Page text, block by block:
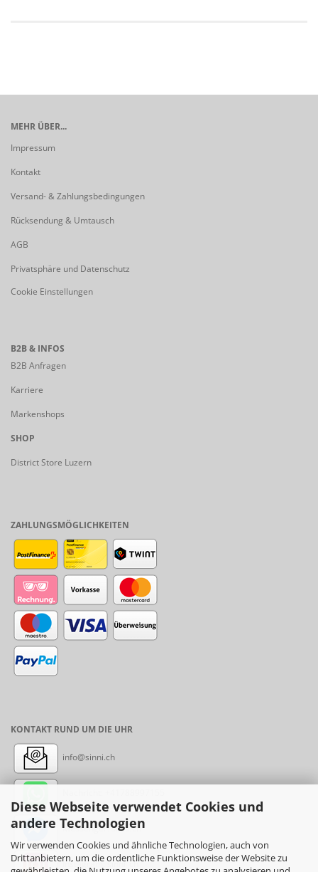
Diese Webseite verwendet Cookies und
andere Technologien
Wir verwenden Cookies und ähnliche Technologien, auch von
Drittanbietern, um die ordentliche Funktionsweise der Website zu
MEHR ÜBER...
Impressum
Kontakt
Versand- & Zahlungsbedingungen
Rücksendung & Umtausch
AGB
Privatsphäre und Datenschutz
Cookie Einstellungen
B2B & INFOS
B2B Anfragen
Karriere
Markenshops
SHOP
District Store Luzern
ZAHLUNGSMÖGLICHKEITEN
KONTAKT RUND UM DIE UHR
info@sinni.ch
Messenger: sinni.ch
Instagram: sinni_ch